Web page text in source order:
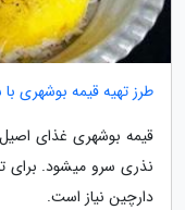
طرز تهیه قیمه بوشهری با
قیمه بوشهری غذای
نذری سرو میشود. برای
دارچین نیاز است.